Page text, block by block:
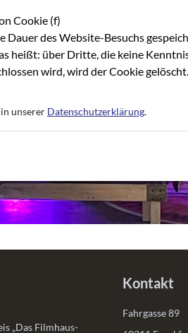
„Das Filmhaus-
Kontakt
Fahrgasse 89
Cookie (f)
Dauer des Website-Besuchs
heißt: über Dritte, die keine
wird, wird der Cookie gelöscht.
unserer Datenschutzerklärung.